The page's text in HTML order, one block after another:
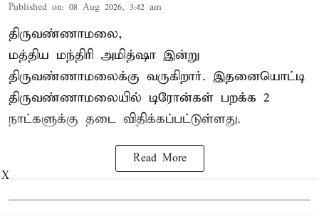
Published on: 08 Aug 2026, 3:42 am
திருவண்ணாமலை,
மத்திய மந்திரி அமித்ஷா இன்று
திருவண்ணாமலைக்கு வருகிறார். இதனையொட்டி
திருவண்ணாமலையில் டிரோன்கள் பறக்க 2
நாட்களுக்கு தடை விதிக்கப்பட்டுள்ளது.
Read More
X